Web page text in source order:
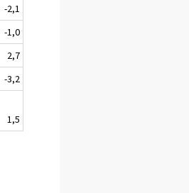
-2,1
-1,0
2,7
-3,2
1,5